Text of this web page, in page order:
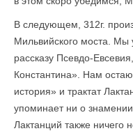
В следующем, 312г.
Мильвийского моста. Мы
рассказу Псевдо-
Константина». Нам
история» и трактат
упоминает ни о
Лактанций также ничего